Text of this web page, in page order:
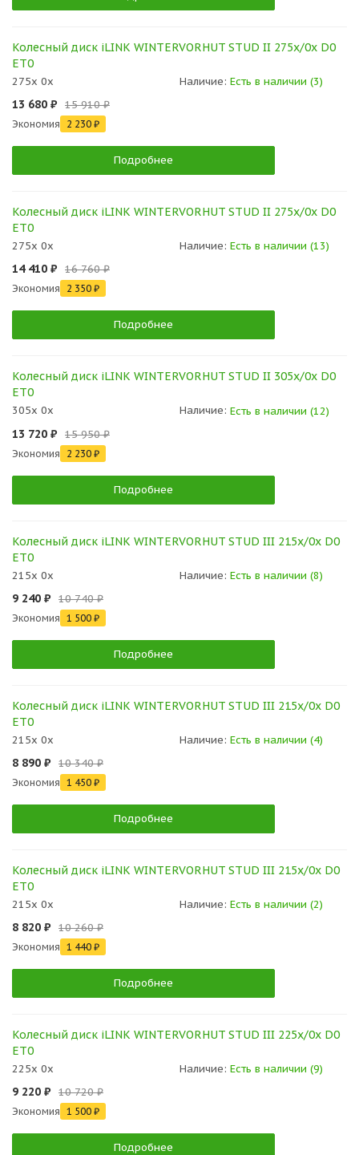
Колесный диск iLINK WINTERVORHUT STUD II 275x/0x D0
ET0
275x 0x Наличие: Есть в наличии (3)
13 680 ₽ 15 910 ₽
Экономия 2 230 ₽
Подробнее
Колесный диск iLINK WINTERVORHUT STUD II 275x/0x D0
ET0
275x 0x Наличие: Есть в наличии (13)
14 410 ₽ 16 760 ₽
Экономия 2 350 ₽
Подробнее
Колесный диск iLINK WINTERVORHUT STUD II 305x/0x D0
ET0
305x 0x Наличие: Есть в наличии (12)
13 720 ₽ 15 950 ₽
Экономия 2 230 ₽
Подробнее
Колесный диск iLINK WINTERVORHUT STUD III 215x/0x D0
ET0
215x 0x Наличие: Есть в наличии (8)
9 240 ₽ 10 740 ₽
Экономия 1 500 ₽
Подробнее
Колесный диск iLINK WINTERVORHUT STUD III 215x/0x D0
ET0
215x 0x Наличие: Есть в наличии (4)
8 890 ₽ 10 340 ₽
Экономия 1 450 ₽
Подробнее
Колесный диск iLINK WINTERVORHUT STUD III 215x/0x D0
ET0
215x 0x Наличие: Есть в наличии (2)
8 820 ₽ 10 260 ₽
Экономия 1 440 ₽
Подробнее
Колесный диск iLINK WINTERVORHUT STUD III 225x/0x D0
ET0
225x 0x Наличие: Есть в наличии (9)
9 220 ₽ 10 720 ₽
Экономия 1 500 ₽
Подробнее